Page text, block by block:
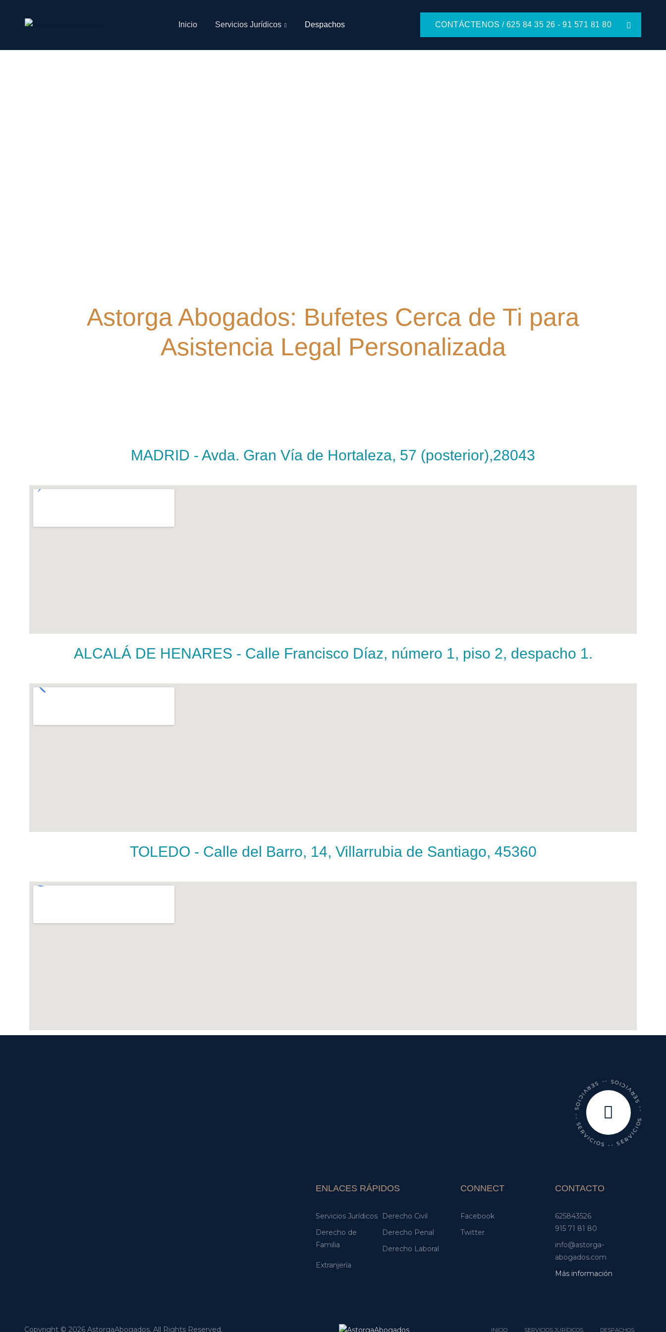
Inicio Servicios Jurídicos Despachos CONTÁCTENOS / 625 84 35 26 - 91 571 81 80
Astorga Abogados: Bufetes Cerca de Ti para
Asistencia Legal Personalizada
MADRID - Avda. Gran Vía de Hortaleza, 57 (posterior),28043
ALCALÁ DE HENARES - Calle Francisco Díaz, número 1, piso 2, despacho 1.
TOLEDO - Calle del Barro, 14, Villarrubia de Santiago, 45360
-- SERVICIOS -- SERVICIOS -- SERVICIOS -- SERVICIOS
ENLACES RÁPIDOS
Servicios Jurídicos
Derecho Civil
Derecho de
Familia
Derecho Penal
Derecho Laboral
Extranjería
CONNECT
Facebook
Twitter
CONTACTO
625843526
915 71 81 80
info@astorga-
abogados.com
Más información
Copyright © 2026 AstorgaAbogados, All Rights Reserved. INICIO SERVICIOS JURÍDICOS DESPACHOS